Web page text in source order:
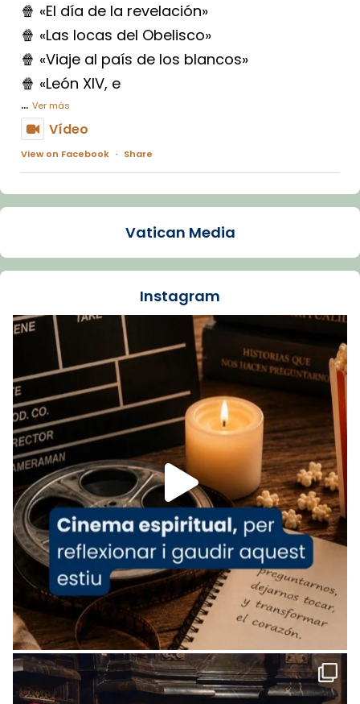
🍿 «El día de la revelación»
🍿 «Las locas del Obelisco»
🍿 «Viaje al país de los blancos»
🍿 «León XIV, e
... Ver más
Vídeo
View on Facebook · Share
Arquebisbat de Barcelona
La Carmina va patir depressió. Fa gairebé
dos mesos, a l'Estadi Lluís Companys, la
Recupera l'entrevista comp
Vatican
tican News 👇
www.vaticannews.va/es/iglesia/news/2026-
07/carmina-historia-depresion-papa-viaje-
espana-testimoni...
Foto
View on Facebook · Share
Arquebisbat de Barcelona
2 weeks ago
«Avui les santes Juliana i Semproniana ens
ajuden a alçar la mirada»
Mons. Sergi Gordo, bisbe de Tortosa, ha
presidit aquest 27 de juliol la missa de Les
Santes de Mataró.
🔗tinyurl.com/cvu5jmbk
Vatican Media
Instagram